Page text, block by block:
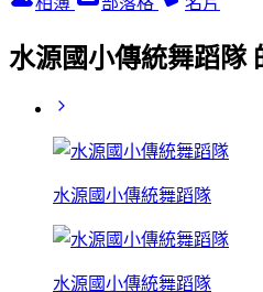
水源國小傳統舞蹈隊
水源國小傳統舞蹈隊
水源國小傳統舞蹈隊